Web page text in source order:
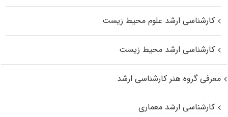
کارشناسی ارشد علوم محیط‌ زیست
کارشناسی ارشد محیط زیست
معرفی گروه هنر کارشناسی ارشد
کارشناسی ارشد معماری